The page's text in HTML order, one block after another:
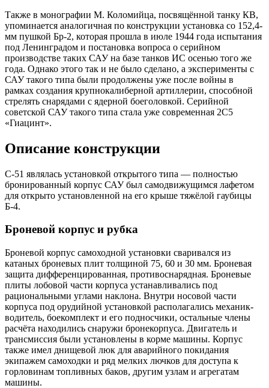
Также в монографии М. Коломийца, посвящённой танку КВ,
упоминается аналогичная по конструкции установка со 152,4-
мм пушкой Бр-2, которая прошла в июле 1944 года испытания
под Ленинградом и постановка вопроса о серийном
производстве таких САУ на базе танков ИС осенью того же
года. Однако этого так и не было сделано, а эксперименты с
САУ такого типа были продолжены уже после войны в
рамках создания крупнокалиберной артиллерии, способной
стрелять снарядами с ядерной боеголовкой. Серийной
советской САУ такого типа стала уже современная 2С5
«Гиацинт».
Описание конструкции
С-51 являлась установкой открытого типа — полностью
бронированный корпус САУ был самодвижущимся лафетом
для открыто установленной на его крыше тяжёлой гаубицы
Б-4.
Броневой корпус и рубка
Броневой корпус самоходной установки сваривался из
катаных броневых плит толщиной 75, 60 и 30 мм. Броневая
защита дифференцированная, противоснарядная. Броневые
плиты лобовой части корпуса устанавливались под
рациональными углами наклона. Внутри носовой части
корпуса под орудийной установкой располагались механик-
водитель, боекомплект и его подносчики, остальные члены
расчёта находились снаружи бронекорпуса. Двигатель и
трансмиссия были установлены в корме машины. Корпус
также имел днищевой люк для аварийного покидания
экипажем самоходки и ряд мелких лючков для доступа к
горловинам топливных баков, другим узлам и агрегатам
машины.